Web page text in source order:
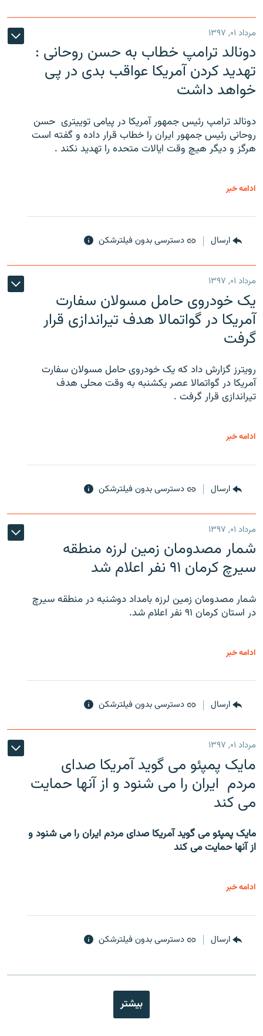
مرداد ۰۱, ۱۳۹۷
دونالد ترامپ خطاب به حسن روحانی :
تهدید کردن آمریکا عواقب بدی در پی
خواهد داشت
دونالد ترامپ رئیس جمهور آمریکا در پیامی توییتری ‌ حسن
روحانی رئیس جمهور ایران را خطاب قرار داده و گفته است
هرگز و دیگر هیچ وقت ایالات متحده را تهدید نکند .
ادامه خبر
ارسال دسترسی بدون فیلترشکن
مرداد ۰۱, ۱۳۹۷
یک خودروی حامل مسولان سفارت
آمریکا در گواتمالا هدف تیراندازی قرار
گرفت
رویترز گزارش داد که یک خودروی حامل مسولان سفارت
آمریکا در گواتمالا عصر یکشنبه به وقت محلی هدف
تیراندازی قرار گرفت .
ادامه خبر
ارسال دسترسی بدون فیلترشکن
مرداد ۰۱, ۱۳۹۷
شمار مصدومان زمین لرزه منطقه
سیرچ کرمان ۹۱ نفر اعلام شد
شمار مصدومان زمین لرزه بامداد دوشنبه در منطقه سیرچ
در استان کرمان ۹۱ نفر اعلام شد.
ادامه خبر
ارسال دسترسی بدون فیلترشکن
مرداد ۰۱, ۱۳۹۷
مایک پمپئو می گوید آمریکا صدای
مردم ایران را می شنود و از آنها حمایت
می کند
مایک پمپئو می گوید آمریکا صدای مردم ایران را می شنود و
از آنها حمایت می کند
ادامه خبر
ارسال دسترسی بدون فیلترشکن
بیشتر